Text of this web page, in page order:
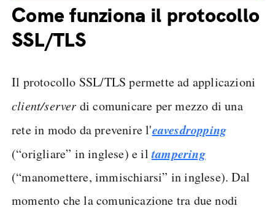
Come funziona il protocollo
SSL/TLS
Il protocollo SSL/TLS permette ad applicazioni
client/server di comunicare per mezzo di una
rete in modo da prevenire l'eavesdropping
(“origliare” in inglese) e iltampering
(“manomettere, immischiarsi” in inglese). Dal
momento che la comunicazione tra due nodi